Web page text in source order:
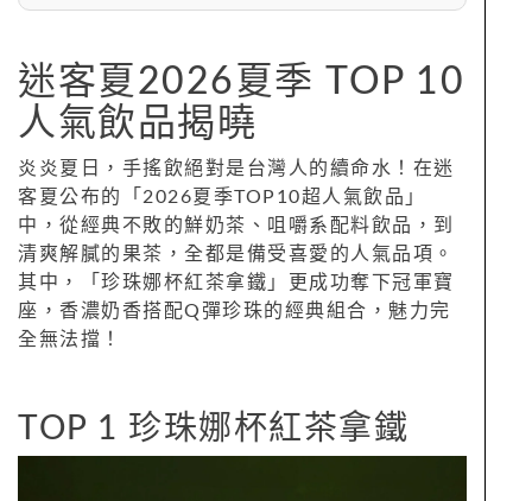
迷客夏2026夏季 TOP 10
人氣飲品揭曉
炎炎夏日，手搖飲絕對是台灣人的續命水！在迷
客夏公布的「2026夏季TOP10超人氣飲品」
中，從經典不敗的鮮奶茶、咀嚼系配料飲品，到
清爽解膩的果茶，全都是備受喜愛的人氣品項。
其中，「珍珠娜杯紅茶拿鐵」更成功奪下冠軍寶
座，香濃奶香搭配Q彈珍珠的經典組合，魅力完
全無法擋！
TOP 1 珍珠娜杯紅茶拿鐵